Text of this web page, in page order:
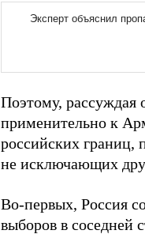
Поэтому, рассуждая
применительно к
российских границ,
не исключающих
Во-первых, Россия
выборов в соседней